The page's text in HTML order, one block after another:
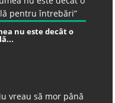
nu este decât o